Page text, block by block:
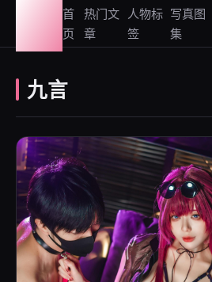
首
页
热门文
章
人物标
签
写真图
集
九言